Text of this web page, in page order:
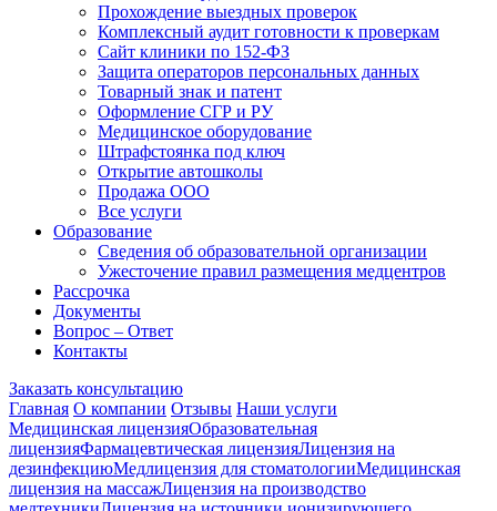
Прохождение выездных проверок
Комплексный аудит готовности к проверкам
Сайт клиники по 152-ФЗ
Защита операторов персональных данных
Товарный знак и патент
Оформление СГР и РУ
Медицинское оборудование
Штрафстоянка под ключ
Открытие автошколы
Продажа ООО
Все услуги
Образование
Сведения об образовательной организации
Ужесточение правил размещения медцентров
Рассрочка
Документы
Вопрос – Ответ
Контакты
Заказать консультацию
Главная О компании Отзывы Наши услуги
Медицинская лицензияОбразовательная
лицензияФармацевтическая лицензияЛицензия на
дезинфекциюМедлицензия для стоматологииМедицинская
лицензия на массажЛицензия на производство